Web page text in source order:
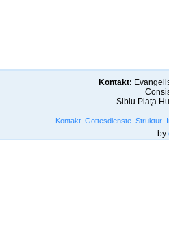
Kontakt:
Sibiu Piaţa
Kontakt Gottesdienste Struktur
by